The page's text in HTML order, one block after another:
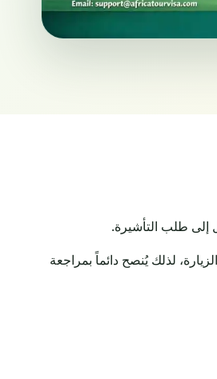
إلى طلب التأشيرة.
لذلك يُنصح دائماً بمراجعة